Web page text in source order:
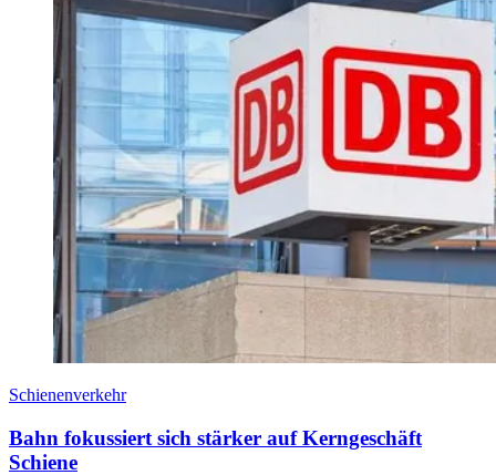
Schienenverkehr
Bahn fokussiert sich stärker auf Kerngeschäft
Schiene